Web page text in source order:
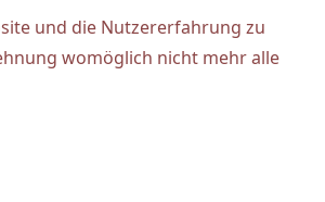
und die Nutzererfahrung zu
womöglich nicht mehr alle